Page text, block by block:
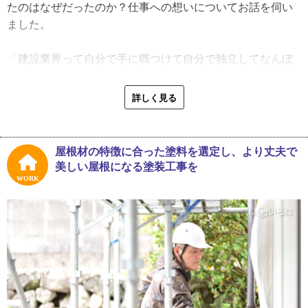
たのはなぜだったのか？仕事への想いについてお話を伺い
ました。
「建設業界って自分で手に職つけて自分で独立してなんぼ
やっていくメリットはそこにありますよね。自分も頑張っ
てお客さまから直接仕事をもらってやっていきたいなって
級塗装技能士が3人在籍していますので、かなりクオリティ
の高い仕上がりを提供できる自信があります。独立すると
自分で仕事の段取りを組めるので、良かったと思っていま
な人と話す中で経験しながら身に付けました。今となって
は相見積もりも大歓迎です」
お客さまと接する上で気を付けているのは、言葉遣いや礼
儀、そしてお客さまの意見をよく聞いて取り入れること。
予算や塗料のグレード等、ニーズをしっかり汲み取り、施
詳しく見る
WORK
屋根材の特徴に合った塗料を選定し、より丈夫で
美しい屋根になる塗装工事を